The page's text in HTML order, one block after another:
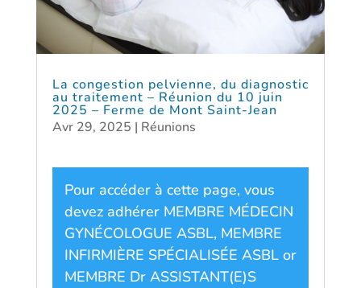
La congestion pelvienne, du diagnostic
au traitement – Réunion du 10 juin
2025 – Ferme de Mont Saint-Jean
Avr 29, 2025 | Réunions
Pour accéder à cette page, vous
devez adhérer MEMBRE MÉDECIN
GYNÉCOLOGUE ASBL, MEMBRE
INFIRMIÈRE SPÉCIALISÉE ASBLor
MEMBRE Dr ASSISTANT(E)S